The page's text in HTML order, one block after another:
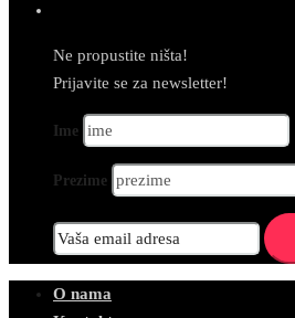
Ne propustite ništa!
Prijavite se za newsletter!
Ime
Prezime
O nama